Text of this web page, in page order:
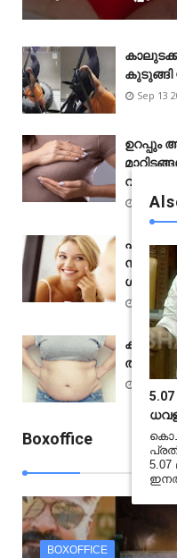
കുടുങ്ങി
Sep 13
Apr 29
Nov 26
Boxoffice
BOXOFFICE